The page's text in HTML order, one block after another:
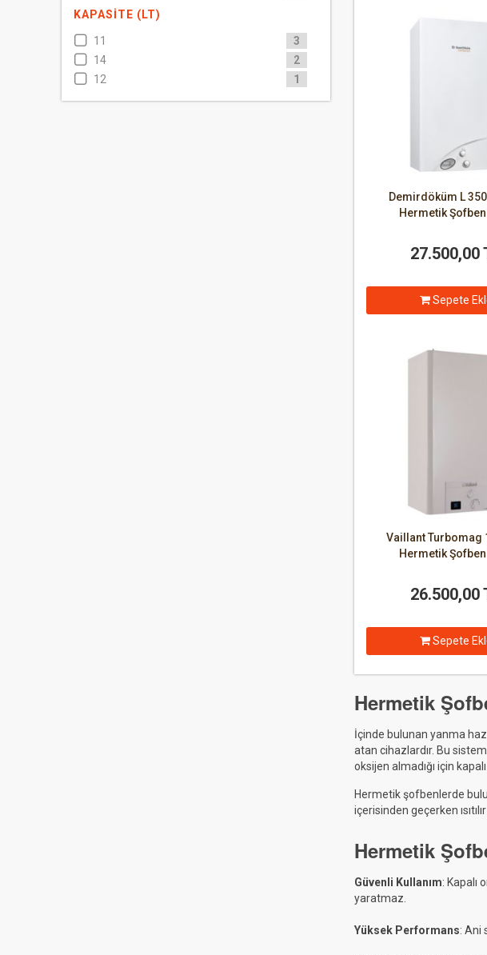
KAPASITE (LT)
11
3
14
2
12
1
Demirdöküm L 350
Hermetik Şofben
27.500,00
Sepete
Vaillant Turbomag
Hermetik Şofben
26.500,00
Sepete
Hermetik
İçinde bulunan yanma
atan cihazlardır. Bu
oksijen almadığı için
Hermetik şofbenlerde
içerisinden geçerken
Hermetik
Güvenli Kullanım: Kapalı
yaratmaz.
Yüksek Performans: Ani